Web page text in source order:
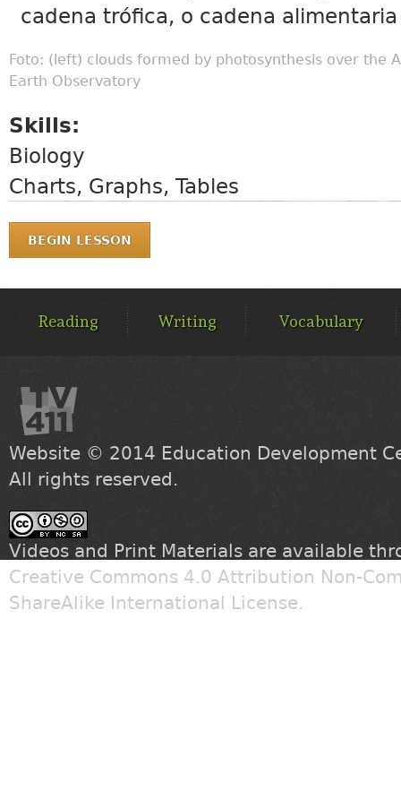
cadena trófica, o cadena alimentaria
Foto: (left) clouds formed by photosynthesis over the
Earth Observatory
Skills:
Biology
Charts, Graphs, Tables
BEGIN LESSON
MENUReading Writing Vocabulary
Website © 2014 Education Development
All rights reserved.
Videos and Print Materials are available
Creative Commons 4.0 Attribution Non-
ShareAlike International License.